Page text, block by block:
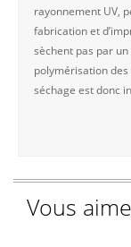
rayonnement UV,
fabrication et
sèchent pas par
polymérisation des
séchage est donc
Vous